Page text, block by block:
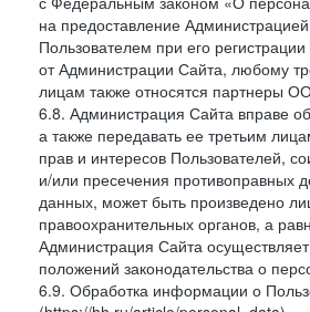
на предоставление
Пользователем при его
от Администрации Сайта, любому
лицам также относятся партнеры
6.8. Администрация Сайта вправе
а также передавать ее третьим
прав и интересов Пользователей,
и/или пресечения противоправных
данных, может быть произведено
правоохранительных органов, а
Администрация Сайта
положений законодательства о
6.9. Обработка информации о